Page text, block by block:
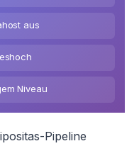
aus
Niveau
Pipeline